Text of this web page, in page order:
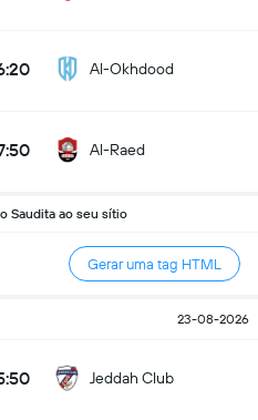
Al-Okhdood
Al-Raed
Saudita ao seu sítio
Gerar uma tag HTML
23-08-2026
Jeddah Club